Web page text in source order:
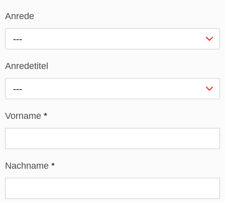
Anrede
---
Anredetitel
---
Vorname *
Nachname *